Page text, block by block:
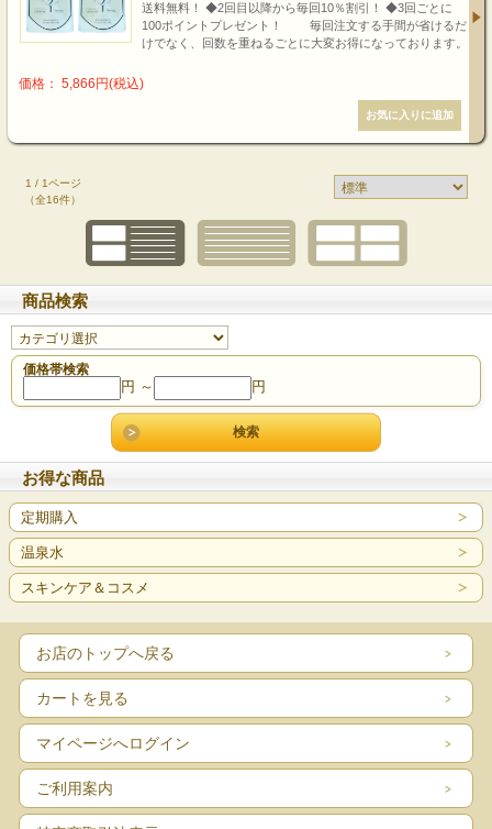
送料無料！ ◆2回目以降から毎回10％割引！ ◆3回ごとに
100ポイントプレゼント！ 毎回注文する手間が省けるだ
けでなく、回数を重ねるごとに大変お得になっております。
価格： 5,866円(税込)
1 / 1ページ
（全16件）
商品検索
価格帯検索
円 ～ 円
お得な商品
定期購入
温泉水
スキンケア＆コスメ
お店のトップへ戻る
カートを見る
マイページへログイン
ご利用案内